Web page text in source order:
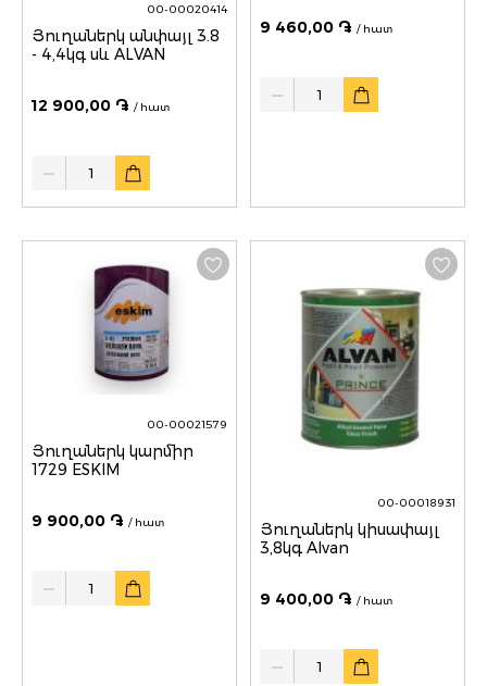
00-00020414
Յուղաներկ անփայլ 3.8
- 4,4կգ սև ALVAN
12 900,00 ֏ / հատ
9 460,00 ֏ / հատ
Quantity
00-00021579
Յուղաներկ կարմիր
1729 ESKIM
9 900,00 ֏ / հատ
Quantity
00-00018931
Յուղաներկ կիսափայլ
3,8կգ Alvan
9 400,00 ֏ / հատ